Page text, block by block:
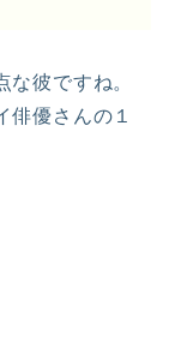
彼ですね。
優さんの１